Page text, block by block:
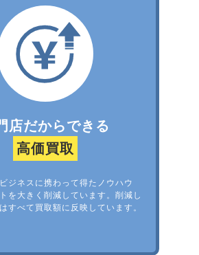
店だからできる
高価買取
ジネスに携わって得たノウハウ
を大きく削減しています。削減し
すべて買取額に反映しています。